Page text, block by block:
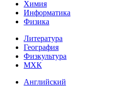
Химия
Информатика
Физика
Литература
География
Физкультура
МХК
Английский